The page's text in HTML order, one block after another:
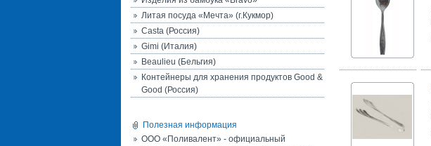
Литая посуда «Мечта» (г.Кукмор)
Casta (Россия)
Gimi (Италия)
Beaulieu (Бельгия)
Контейнеры для хранения продуктов Good &
Good (Россия)
Полезная информация
ООО «Поливалент» - официальный